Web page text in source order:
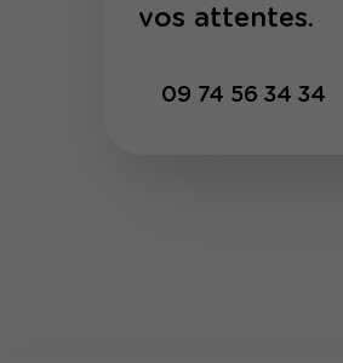
vos attentes.
09 74 56 34 34